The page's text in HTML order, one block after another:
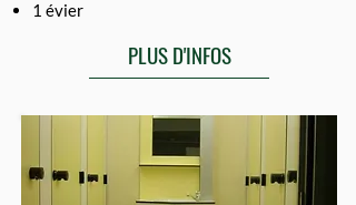
1 évier
PLUS D'INFOS